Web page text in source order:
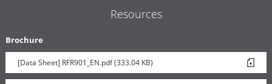
Resources
Brochure
[Data Sheet] RFR901_EN.pdf (333.04 KB)